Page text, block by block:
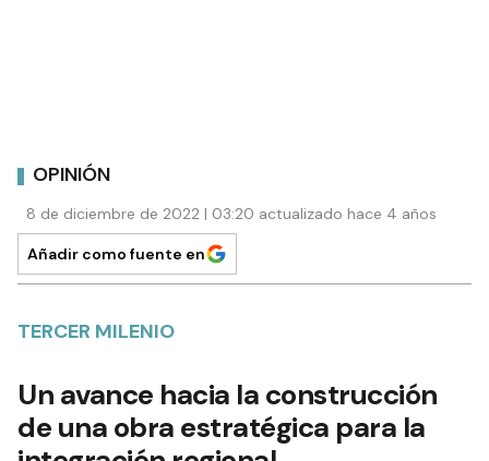
OPINIÓN
8 de diciembre de 2022 | 03:20 actualizado hace 4 años
Añadir como fuente en
Un avance hacia la construcción